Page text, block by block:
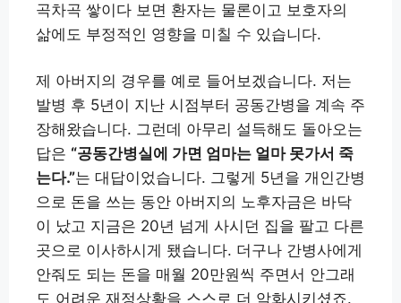
곡차곡 쌓이다 보면 환자는 물론이고 보호자의
삶에도 부정적인 영향을 미칠 수 있습니다.
제 아버지의 경우를 예로 들어보겠습니다. 저는
발병 후 5년이 지난 시점부터 공동간병을 계속 주
장해왔습니다. 그런데 아무리 설득해도 돌아오는
답은 “공동간병실에 가면 엄마는 얼마 못가서 죽
는다.”는 대답이었습니다. 그렇게 5년을 개인간병
으로 돈을 쓰는 동안 아버지의 노후자금은 바닥
이 났고 지금은 20년 넘게 사시던 집을 팔고 다른
곳으로 이사하시게 됐습니다. 더구나 간병사에게
안줘도 되는 돈을 매월 20만원씩 주면서 안그래
도 어려운 재정상황을 스스로 더 악화시키셨죠.